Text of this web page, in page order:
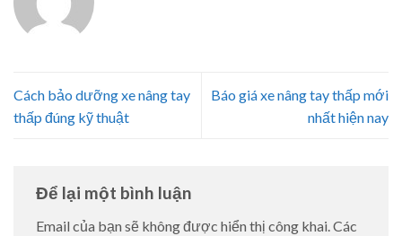
Cách bảo dưỡng xe nâng tay
thấp đúng kỹ thuật
Báo giá xe nâng tay thấp mới
nhất hiện nay
Để lại một bình luận
Email của bạn sẽ không được hiển thị công khai.Các